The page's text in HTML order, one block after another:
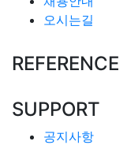
오시는길
REFERENCE
SUPPORT
공지사항